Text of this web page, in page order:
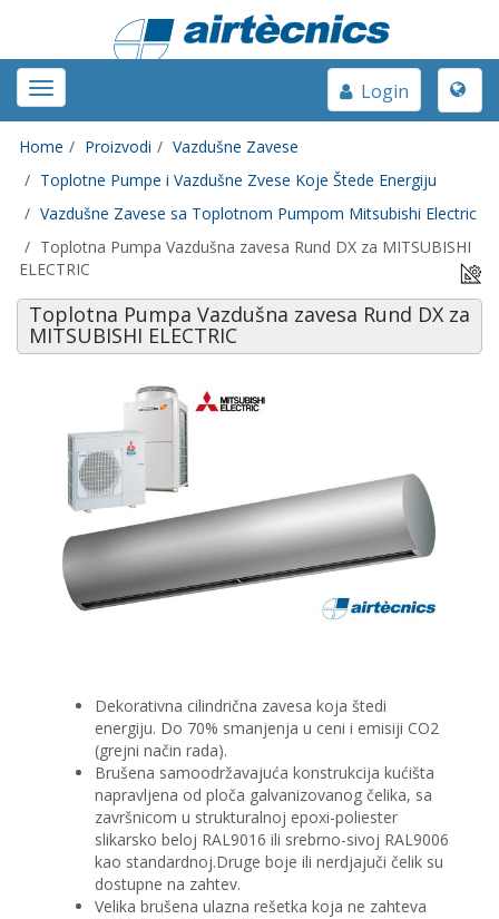
Toggle
navigation
Toggle
Login
Home Proizvodi
Vazdušne Zavese
Toplotne Pumpe i Vazdušne Zvese Koje Štede Energiju
Vazdušne Zavese sa Toplotnom Pumpom Mitsubishi Electric
Toplotna Pumpa Vazdušna zavesa Rund DX za MITSUBISHI
ELECTRIC
Toplotna Pumpa Vazdušna zavesa Rund DX za
MITSUBISHI ELECTRIC
Dekorativna cilindrična zavesa koja štedi
energiju. Do 70% smanjenja u ceni i emisiji CO2
(grejni način rada).
Brušena samoodržavajuća konstrukcija kućišta
napravljena od ploča galvanizovanog čelika, sa
završnicom u strukturalnoj epoxi-poliester
slikarsko beloj RAL9016 ili srebrno-sivoj RAL9006
kao standardnoj.Druge boje ili nerdjajuči čelik su
dostupne na zahtev.
Velika brušena ulazna rešetka koja ne zahteva